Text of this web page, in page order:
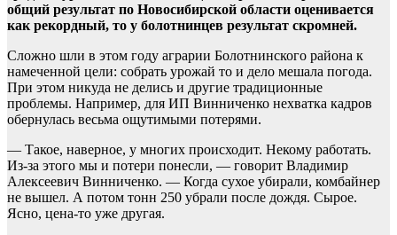
общий результат по Новосибирской области оценивается
как рекордный, то у болотнинцев результат скромней.
Сложно шли в этом году аграрии Болотнинского района к
намеченной цели: собрать урожай то и дело мешала погода.
При этом никуда не делись и другие традиционные
проблемы. Например, для ИП Винниченко нехватка кадров
обернулась весьма ощутимыми потерями.
— Такое, наверное, у многих происходит. Некому работать.
Из-за этого мы и потери понесли, — говорит Владимир
Алексеевич Винниченко. — Когда сухое убирали, комбайнер
не вышел. А потом тонн 250 убрали после дождя. Сырое.
Ясно, цена-то уже другая.